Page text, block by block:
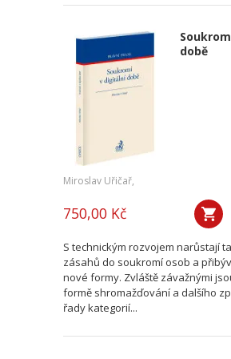
době
Miroslav Uřičař,
750,00 Kč
S technickým rozvojem narůstají
zásahů do soukromí osob a
nové formy. Zvláště závažnými
formě shromažďování a dalšího
řady kategorií...